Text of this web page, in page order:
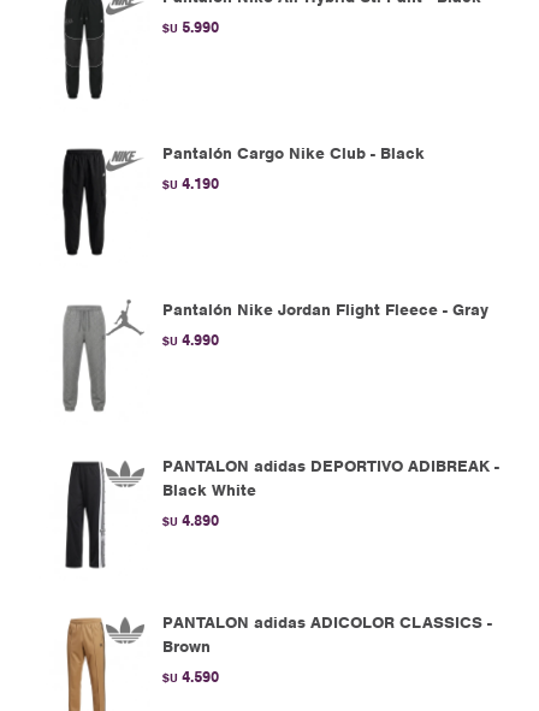
$U 5.990
Pantalón Cargo Nike Club - Black
$U 4.190
Pantalón Nike Jordan Flight Fleece - Gray
$U 4.990
PANTALON adidas DEPORTIVO ADIBREAK -
Black White
$U 4.890
PANTALON adidas ADICOLOR CLASSICS -
Brown
$U 4.590